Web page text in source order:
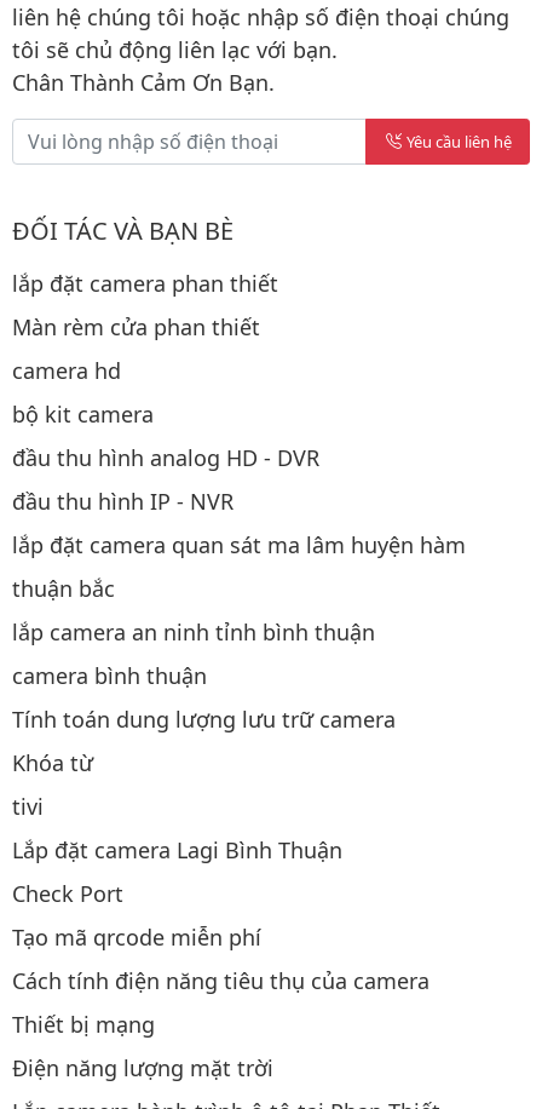
liên hệ chúng tôi hoặc nhập số điện thoại chúng
tôi sẽ chủ động liên lạc với bạn.
Chân Thành Cảm Ơn Bạn.
Yêu cầu liên hệ
ĐỐI TÁC VÀ BẠN BÈ
lắp đặt camera phan thiết
Màn rèm cửa phan thiết
camera hd
bộ kit camera
đầu thu hình analog HD - DVR
đầu thu hình IP - NVR
lắp đặt camera quan sát ma lâm huyện hàm
thuận bắc
lắp camera an ninh tỉnh bình thuận
camera bình thuận
Tính toán dung lượng lưu trữ camera
Khóa từ
tivi
Lắp đặt camera Lagi Bình Thuận
Check Port
Tạo mã qrcode miễn phí
Cách tính điện năng tiêu thụ của camera
Thiết bị mạng
Điện năng lượng mặt trời